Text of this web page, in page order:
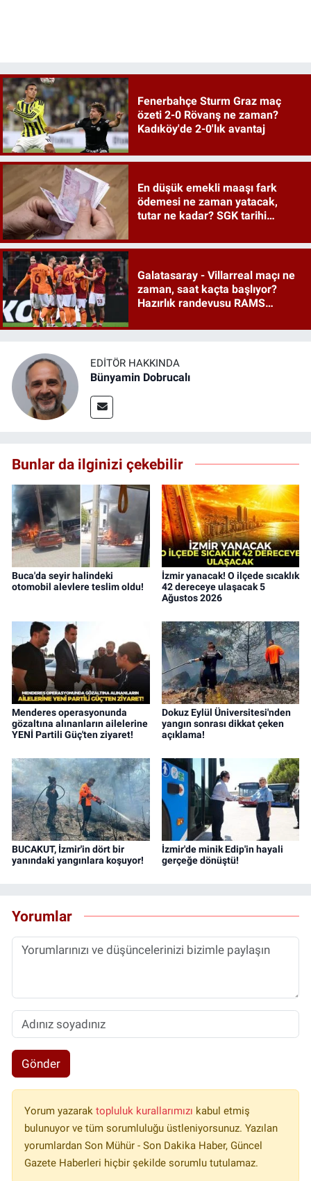
Fenerbahçe Sturm Graz maç
özeti 2-0 Rövanş ne zaman?
Kadıköy'de 2-0'lık avantaj
En düşük emekli maaşı fark
ödemesi ne zaman yatacak,
tutar ne kadar? SGK tarihi
Galatasaray - Villarreal maçı ne
zaman, saat kaçta başlıyor?
Hazırlık randevusu RAMS
EDITÖR HAKKINDA
Bünyamin Dobrucalı
Bunlar da ilginizi çekebilir
Buca'da seyir halindeki
otomobil alevlere teslim oldu!
İzmir yanacak! O ilçede sıcaklık
42 dereceye ulaşacak 5
Ağustos 2026
Menderes operasyonunda
gözaltına alınanların ailelerine
YENİ Partili Güç'ten ziyaret!
Dokuz Eylül Üniversitesi'nden
yangın sonrası dikkat çeken
açıklama!
BUCAKUT, İzmir'in dört bir
yanındaki yangınlara koşuyor!
İzmir'de minik Edip'in hayali
gerçeğe dönüştü!
Yorumlar
Gönder
Yorum yazarak topluluk kurallarımızı kabul etmiş
bulunuyor ve tüm sorumluluğu üstleniyorsunuz. Yazılan
yorumlardan Son Mühür - Son Dakika Haber, Güncel
Gazete Haberleri hiçbir şekilde sorumlu tutulamaz.